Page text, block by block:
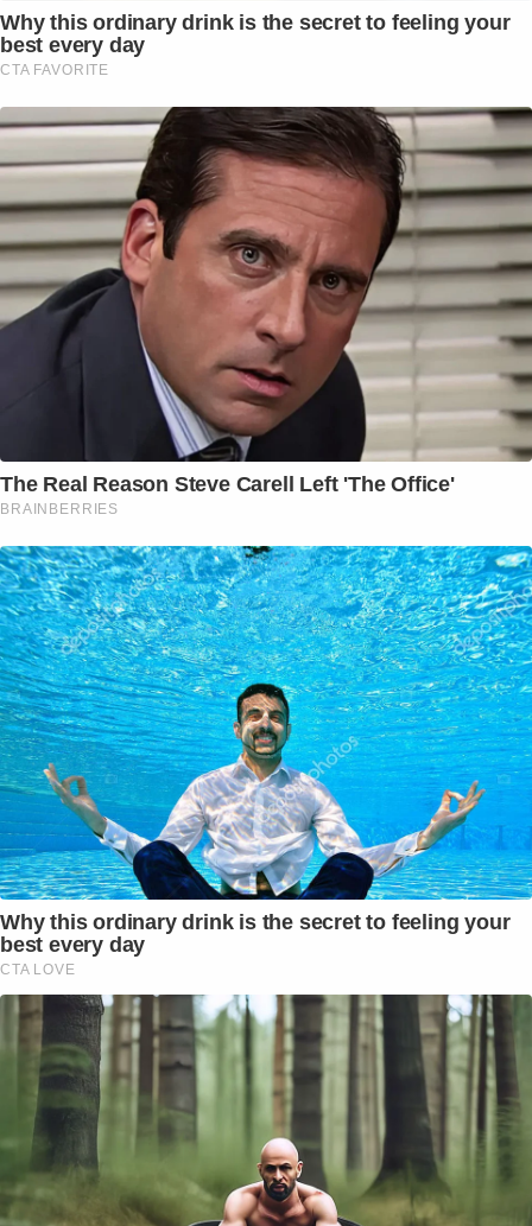
Why this ordinary drink is the secret to feeling your
best every day
CTA FAVORITE
The Real Reason Steve Carell Left 'The Office'
BRAINBERRIES
Why this ordinary drink is the secret to feeling your
best every day
CTA LOVE